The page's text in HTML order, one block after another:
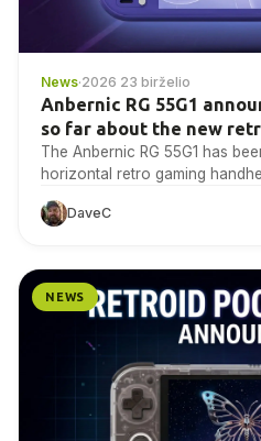
News·2026 23 birželio
Anbernic RG 55G1
so far about the new
The Anbernic RG 55G1 has
horizontal retro gaming
DaveC
NEWS